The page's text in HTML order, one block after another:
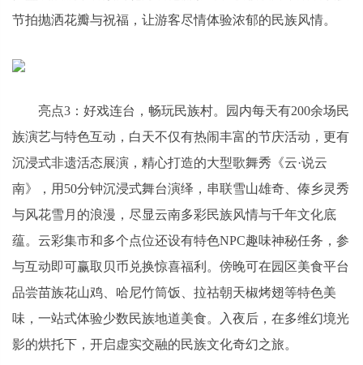
节拍抛洒花瓣与祝福，让游客尽情体验浓郁的民族风情。
亮点3：好戏连台，畅玩民族村。园内每天有200余场民
族演艺与特色互动，白天不仅有热闹丰富的节庆活动，更有
沉浸式非遗活态展演，精心打造的大型歌舞秀《云·说云
南》，用50分钟沉浸式舞台演绎，串联雪山雄奇、傣乡灵秀
与风花雪月的浪漫，尽显云南多彩民族风情与千年文化底
蕴。云彩集市和多个点位还设有特色NPC趣味神秘任务，参
与互动即可赢取贝币兑换惊喜福利。傍晚可在园区美食平台
品尝苗族花山鸡、哈尼竹筒饭、拉祜朝天椒烤翅等特色美
味，一站式体验少数民族地道美食。入夜后，在多维幻境光
影的烘托下，开启虚实交融的民族文化奇幻之旅。